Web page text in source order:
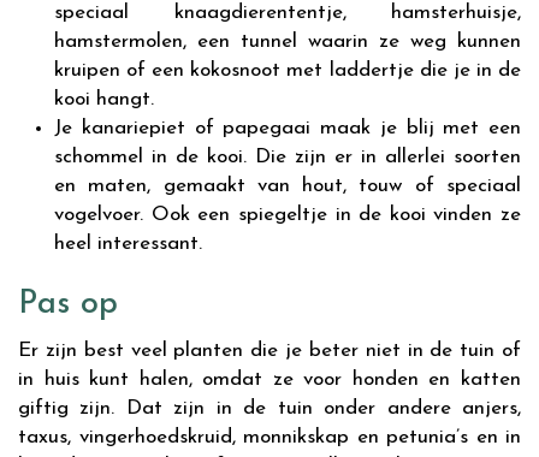
speciaal knaagdierententje, hamsterhuisje,
hamstermolen, een tunnel waarin ze weg kunnen
kruipen of een kokosnoot met laddertje die je in de
kooi hangt.
Je kanariepiet of papegaai maak je blij met een
schommel in de kooi. Die zijn er in allerlei soorten
en maten, gemaakt van hout, touw of speciaal
vogelvoer. Ook een spiegeltje in de kooi vinden ze
heel interessant.
Pas op
Er zijn best veel planten die je beter niet in de tuin of
in huis kunt halen, omdat ze voor honden en katten
giftig zijn. Dat zijn in de tuin onder andere anjers,
taxus, vingerhoedskruid, monnikskap en petunia’s en in